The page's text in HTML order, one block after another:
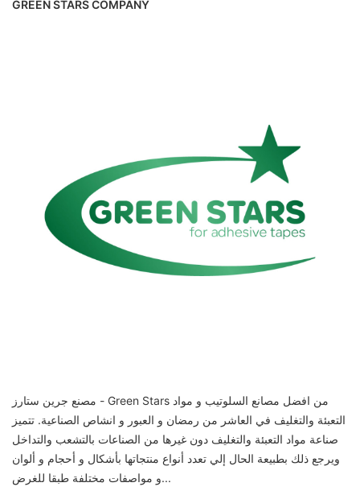
GREEN STARS COMPANY
مصنع جرين ستارز - Green Stars من افضل مصانع السلوتيب و مواد
التعبئة والتغليف في العاشر من رمضان و العبور و انشاص الصناعية. تتميز
صناعة مواد التعبئة والتغليف دون غيرها من الصناعات بالتشعب والتداخل
ويرجع ذلك بطبيعة الحال إلي تعدد أنواع منتجاتها بأشكال و أحجام و ألوان
و مواصفات مختلفة طبقا للغرض...